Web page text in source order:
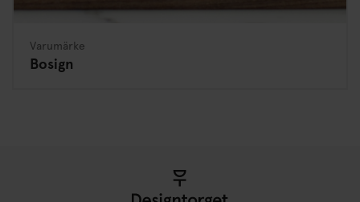
Varumärke
Bosign